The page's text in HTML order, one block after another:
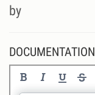
by
DOCUMENTATION